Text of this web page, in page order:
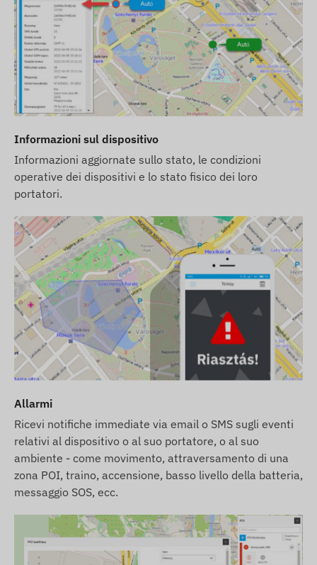
Informazioni sul dispositivo
Informazioni aggiornate sullo stato, le condizioni
operative dei dispositivi e lo stato fisico dei loro
portatori.
Allarmi
Ricevi notifiche immediate via email o SMS sugli eventi
relativi al dispositivo o al suo portatore, o al suo
ambiente - come movimento, attraversamento di una
zona POI, traino, accensione, basso livello della batteria,
messaggio SOS, ecc.